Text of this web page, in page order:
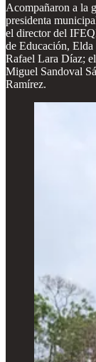
Acompañaron a la
presidenta
el director del
de Educación,
Rafael Lara Díaz;
Miguel Sandoval
Ramírez.